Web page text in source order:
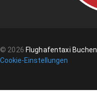
© 2026 Flughafentaxi Buchen
Cookie-Einstellungen